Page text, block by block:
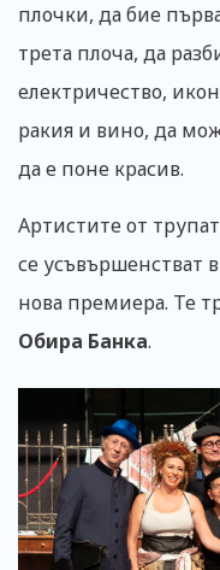
плочки, да бие
трета плоча, да
електричество,
ракия и вино, да
да е поне красив.
Артистите от
се усъвършенстват
нова премиера. Те
Обира Банка.